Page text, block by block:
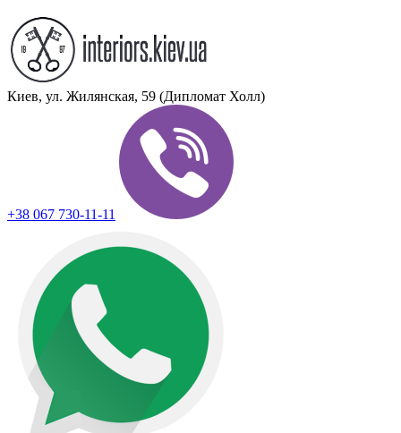
Киев, ул. Жилянская, 59 (Дипломат Холл)
+38 067 730-11-11